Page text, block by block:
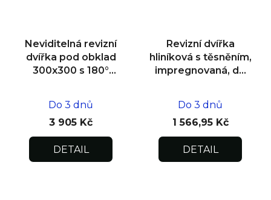
Neviditelná revizní
dvířka pod obklad
300x300 s 180°
Do 3 dnů
3 905 Kč
DETAIL
Revizní dvířka
hliníková s těsněním,
impregnovaná, do
Do 3 dnů
1 566,95 Kč
DETAIL